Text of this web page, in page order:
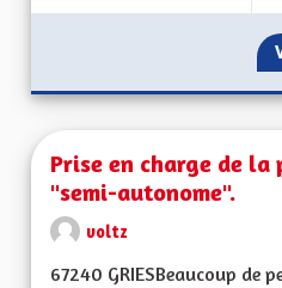
Prise en charge de la
"semi-autonome".
voltz
67240 GRIESBeaucoup de